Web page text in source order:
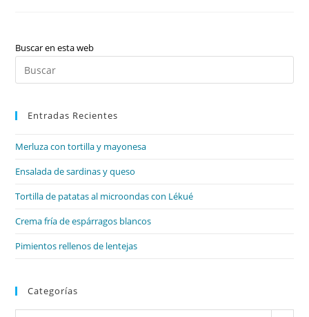
Invasiones
Buscar en esta web
Entradas Recientes
Merluza con tortilla y mayonesa
Ensalada de sardinas y queso
Tortilla de patatas al microondas con Lékué
Crema fría de espárragos blancos
Pimientos rellenos de lentejas
Categorías